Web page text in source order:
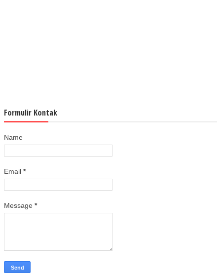
Formulir Kontak
Name
Email *
Message *